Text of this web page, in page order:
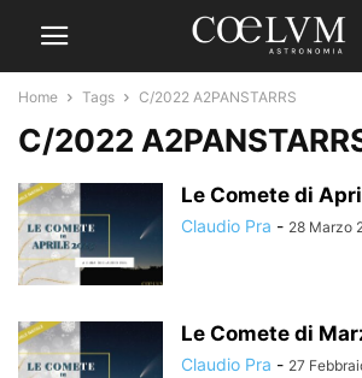
Home Tags C/2022 A2PANSTARRS
C/2022
Le Comete di
Claudio Pra - 28 Marzo
Le Comete di
Claudio Pra - 27